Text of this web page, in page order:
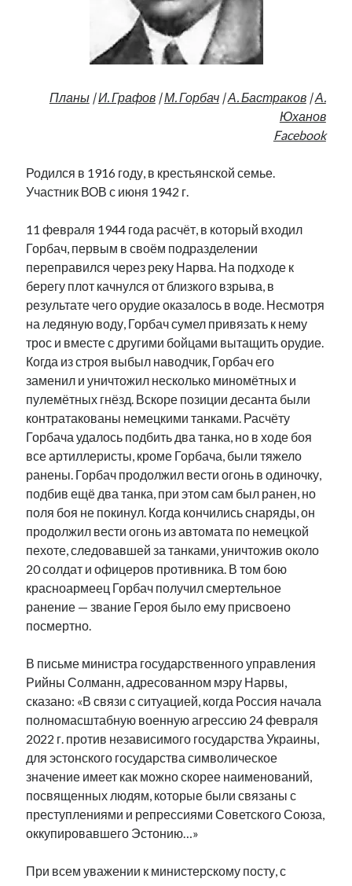
Эстония и Россия
radio narva takinada андрус ансип
ансиппиада
в поисках здравого смысла выборы высказывание
евросоюз интервью история кабинетные истории
катри райк кая каллас книга маська нарва
нацменьшинства образование обучение эстонскому
памятники парад клоунов парламент партия поводырь
подкаст потеряны данные пресса программа
рийгикогу россия русский роман
русскоязычное образование сми ссср
стенограмма
т.х. ильвес танк фотоотчет экономика экономика эстонии
эстония эстонский язык
Михаил Стальнухин:
mstalnuhhin@gmail.com
Отзывы и предложения по блогу:
anton.stalnuhhin@gmail.com
Планы|И. Графов|М. Горбач|А. Бастраков|А.
Юханов
Facebook
Родился в 1916 году, в крестьянской семье.
Участник ВОВ с июня 1942 г.
11 февраля 1944 года расчёт, в который входил
Горбач, первым в своём подразделении
переправился через реку Нарва. На подходе к
берегу плот качнулся от близкого взрыва, в
результате чего орудие оказалось в воде. Несмотря
на ледяную воду, Горбач сумел привязать к нему
трос и вместе с другими бойцами вытащить орудие.
Когда из строя выбыл наводчик, Горбач его
заменил и уничтожил несколько миномётных и
пулемётных гнёзд. Вскоре позиции десанта были
контратакованы немецкими танками. Расчёту
Горбача удалось подбить два танка, но в ходе боя
все артиллеристы, кроме Горбача, были тяжело
ранены. Горбач продолжил вести огонь в одиночку,
подбив ещё два танка, при этом сам был ранен, но
поля боя не покинул. Когда кончились снаряды, он
продолжил вести огонь из автомата по немецкой
пехоте, следовавшей за танками, уничтожив около
20 солдат и офицеров противника. В том бою
красноармеец Горбач получил смертельное
ранение — звание Героя было ему присвоено
посмертно.
В письме министра государственного управления
Рийны Солманн, адресованном мэру Нарвы,
сказано: «В связи с ситуацией, когда Россия начала
полномасштабную военную агрессию 24 февраля
2022 г. против независимого государства Украины,
для эстонского государства символическое
значение имеет как можно скорее наименований,
посвященных людям, которые были связаны с
преступлениями и репрессиями Советского Союза,
оккупировавшего Эстонию…»
При всем уважении к министерскому посту, с